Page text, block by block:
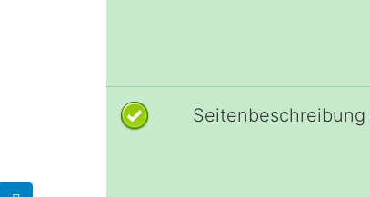
Seitenbeschreibung